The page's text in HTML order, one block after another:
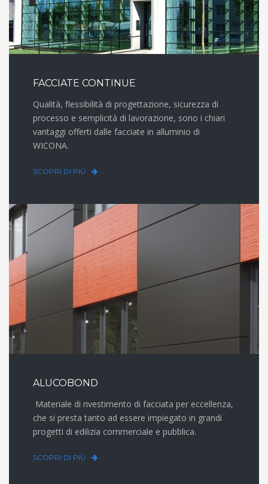
FACCIATE CONTINUE
Qualità, flessibilità di progettazione, sicurezza di
processo e semplicità di lavorazione, sono i chiari
vantaggi offerti dalle facciate in alluminio di
WICONA.
SCOPRI DI PIÙ
ALUCOBOND
Materiale di rivestimento di facciata per eccellenza,
che si presta tanto ad essere impiegato in grandi
progetti di edilizia commerciale e pubblica.
SCOPRI DI PIÙ